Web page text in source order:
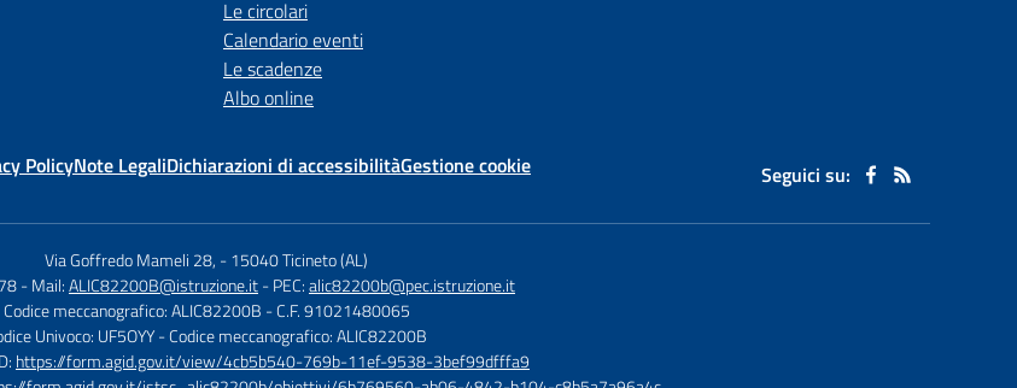
Le circolari
Calendario eventi
Le scadenze
Albo online
PolicyNote LegaliDichiarazioni di accessibilitàGestione cookie Seguici su:
Via Goffredo Mameli 28, -15040 Ticineto (AL)
- Mail:ALIC82200B@istruzione.it- PEC:alic82200b@pec.istruzione.it
Codice meccanografico: ALIC82200B - C.F. 91021480065
Univoco: UF5OYY- Codice meccanografico: ALIC82200B
https://form.agid.gov.it/view/4cb5b540-769b-11ef-9538-3bef99dfffa9